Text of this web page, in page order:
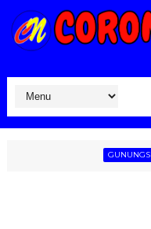
GUNUNGSITOLI